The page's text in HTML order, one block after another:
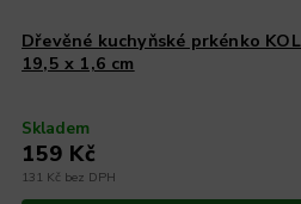
Dřevěné kuchyňské prkénko
19,5 x 1,6 cm
Skladem
131 Kč bez DPH
159 Kč